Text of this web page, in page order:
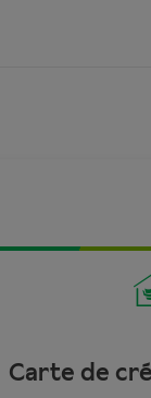
Carte de